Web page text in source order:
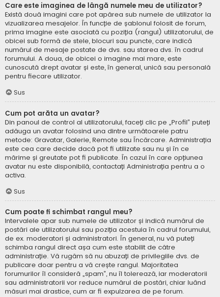
Care este imaginea de lângă numele meu de utilizator?
Există două imagini care pot apărea sub numele de utilizator la
vizualizarea mesajelor. În funcție de șablonul folosit de forum,
prima imagine este asociată cu poziția (rangul) utilizatorului, de
obicei sub formă de stele, blocuri sau puncte, care indică
numărul de mesaje postate de dvs. sau starea dvs. în cadrul
forumului. A doua, de obicei o imagine mai mare, este
cunoscută drept avatar și este, în general, unică sau personală
pentru fiecare utilizator.
Sus
Cum pot arăta un avatar?
Din panoul de control al utilizatorului, faceți clic pe „Profil” puteți
adăuga un avatar folosind una dintre următoarele patru
metode: Gravatar, Galerie, Remote sau Încărcare. Administrația
este cea care decide dacă pot fi utilizate sau nu și în ce
mărime și greutate pot fi publicate. În cazul în care opțiunea
avatar nu este disponibilă, contactați Administrația pentru a o
activa.
Sus
Cum poate fi schimbat rangul meu?
Intervalele apar sub numele de utilizator și indică numărul de
postări ale utilizatorului sau poziția acestuia în cadrul forumului,
de ex. moderatori și administratori. În general, nu vă puteți
schimba rangul direct așa cum este stabilit de către
administrație. Vă rugăm să nu abuzați de privilegiile dvs. de
publicare doar pentru a vă crește rangul. Majoritatea
forumurilor îl consideră „spam”, nu îl tolerează, iar moderatorii
sau administratorii vor reduce numărul de postări, chiar luând
măsuri mai drastice, cum ar fi expulzarea de pe forum.